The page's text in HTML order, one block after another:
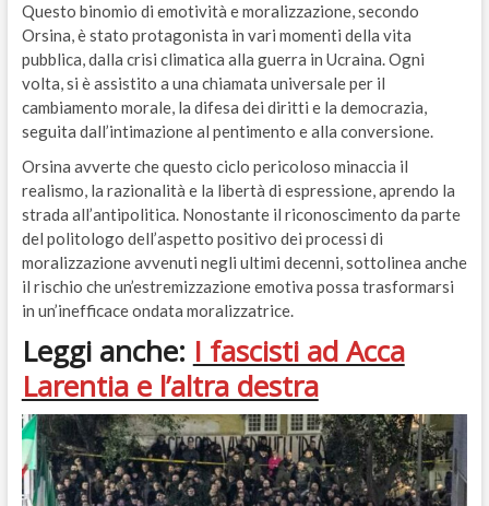
Questo binomio di emotività e moralizzazione, secondo
Orsina, è stato protagonista in vari momenti della vita
pubblica, dalla crisi climatica alla guerra in Ucraina. Ogni
volta, si è assistito a una chiamata universale per il
cambiamento morale, la difesa dei diritti e la democrazia,
seguita dall’intimazione al pentimento e alla conversione.
Orsina avverte che questo ciclo pericoloso minaccia il
realismo, la razionalità e la libertà di espressione, aprendo la
strada all’antipolitica. Nonostante il riconoscimento da parte
del politologo dell’aspetto positivo dei processi di
moralizzazione avvenuti negli ultimi decenni, sottolinea anche
il rischio che un’estremizzazione emotiva possa trasformarsi
in un’inefficace ondata moralizzatrice.
Leggi anche: I fascisti ad Acca
Larentia e l’altra destra